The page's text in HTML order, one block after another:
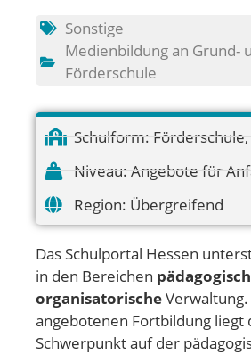
Sonstige
Medienbildung an Grund-
Förderschule
Schulform: Förderschule,
Niveau: Angebote für
Region: Übergreifend
Das Schulportal Hessen
in den Bereichen
organisatorische
angebotenen Fortbildung liegt
Schwerpunkt auf der